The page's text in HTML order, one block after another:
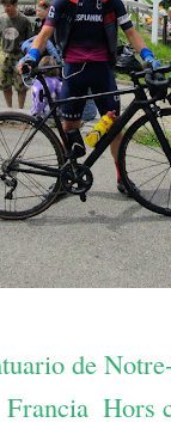
de
Francia Hors